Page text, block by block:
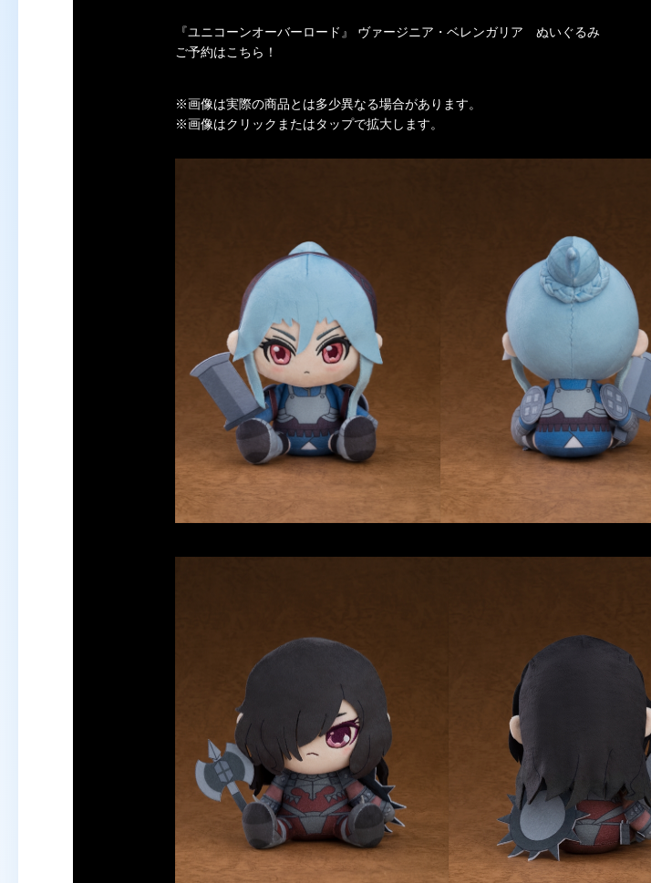
『ユニコーンオーバーロード』 ヴァージニア・ベレンガリア ぬいぐるみ
ご予約はこちら！
※画像は実際の商品とは多少異なる場合があります。
※画像はクリックまたはタップで拡大します。